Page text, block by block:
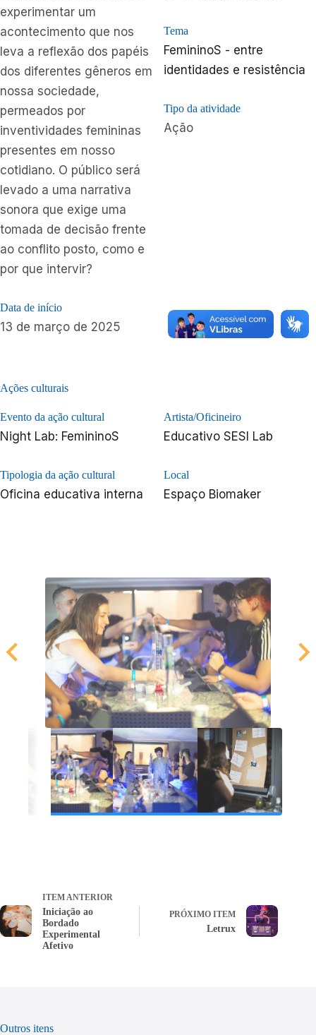
experimentar um
acontecimento que nos
leva a reflexão dos papéis
dos diferentes gêneros em
nossa sociedade,
permeados por
inventividades femininas
presentes em nosso
cotidiano. O público será
levado a uma narrativa
sonora que exige uma
tomada de decisão frente
ao conflito posto, como e
por que intervir?
Data de início
13 de março de 2025
Tema
FemininoS - entre
identidades e resistência
Tipo da atividade
Ação
Ações culturais
Evento da ação cultural
Night Lab: FemininoS
Tipologia da ação cultural
Oficina educativa interna
Artista/Oficineiro
Educativo SESI Lab
Local
Espaço Biomaker
ITEM ANTERIOR
Iniciação ao
Bordado
Experimental
Afetivo
PRÓXIMO ITEM
Letrux
Outros itens